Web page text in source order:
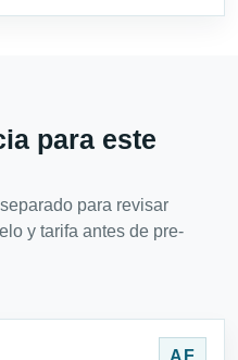
para este
para revisar
y tarifa antes de pre-
AF